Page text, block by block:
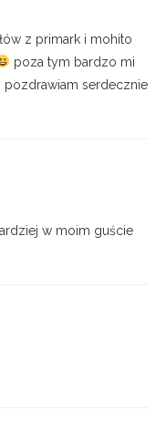
z primark i mohito
poza tym bardzo mi
pozdrawiam serdecznie
w moim guście